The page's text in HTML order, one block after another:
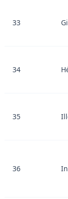
33
34
35
36